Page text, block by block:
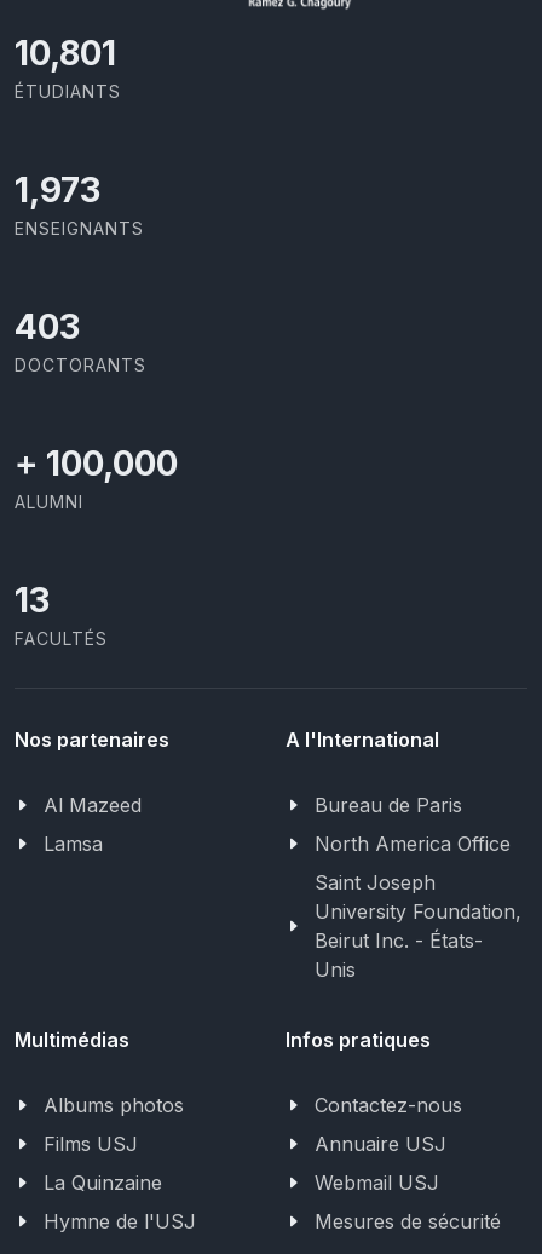
11,418
ÉTUDIANTS
2,086
ENSEIGNANTS
426
DOCTORANTS
+ 100,000
ALUMNI
13
FACULTÉS
Nos partenaires
Al Mazeed
Lamsa
A l'International
Bureau de Paris
North America Office
Saint Joseph
University Foundation,
Beirut Inc. - États-
Unis
Multimédias
Albums photos
Films USJ
La Quinzaine
Hymne de l'USJ
Infos pratiques
Contactez-nous
Annuaire USJ
Webmail USJ
Mesures de sécurité